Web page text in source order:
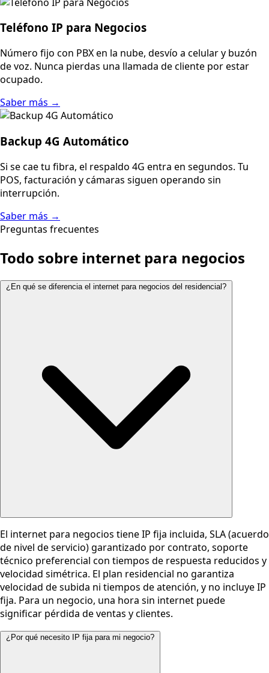
Teléfono IP para Negocios
Número fijo con PBX en la nube, desvío a celular y buzón
de voz. Nunca pierdas una llamada de cliente por estar
ocupado.
Saber más →
Backup 4G Automático
Si se cae tu fibra, el respaldo 4G entra en segundos. Tu
POS, facturación y cámaras siguen operando sin
interrupción.
Saber más →
Preguntas frecuentes
Todo sobre internet para negocios
¿En qué se diferencia el internet para negocios del residencial?
El internet para negocios tiene IP fija incluida, SLA (acuerdo
de nivel de servicio) garantizado por contrato, soporte
técnico preferencial con tiempos de respuesta reducidos y
velocidad simétrica. El plan residencial no garantiza
velocidad de subida ni tiempos de atención, y no incluye IP
fija. Para un negocio, una hora sin internet puede
significar pérdida de ventas y clientes.
¿Por qué necesito IP fija para mi negocio?